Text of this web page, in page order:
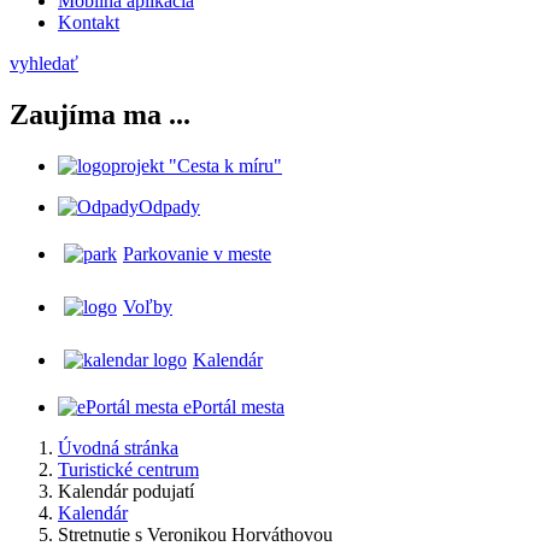
Kontakt
vyhledať
Zaujíma ma ...
projekt "Cesta k míru"
Odpady
Parkovanie v meste
Voľby
Kalendár
ePortál mesta
Úvodná stránka
Turistické centrum
Kalendár podujatí
Kalendár
Stretnutie s Veronikou Horváthovou